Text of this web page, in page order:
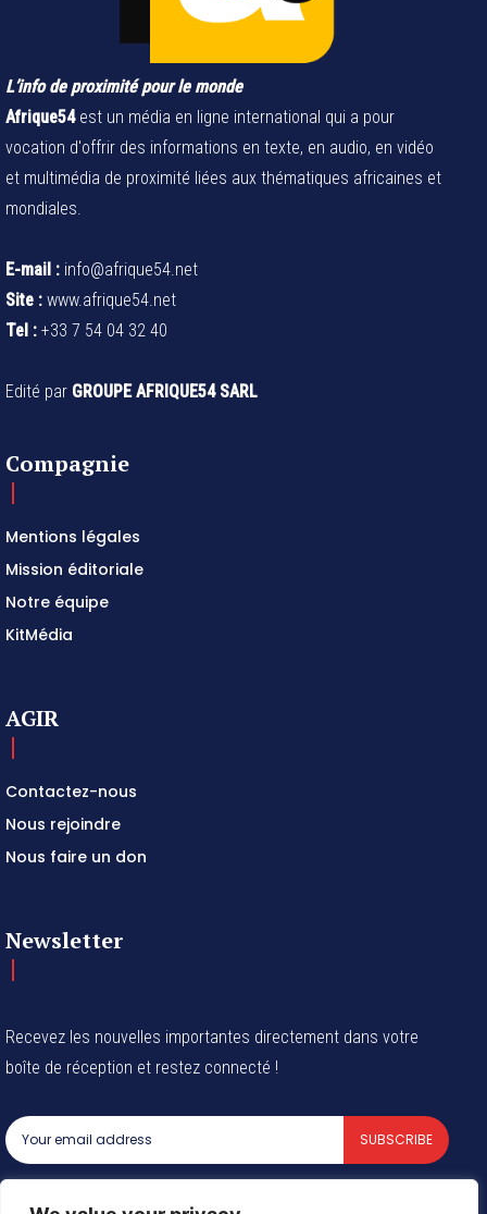
L’info de proximité pour le monde
Afrique54est un média en ligne international qui a pour
vocation d'offrir des informations en texte, en audio, en vidéo
et multimédia de proximité liées aux thématiques africaines et
mondiales.
E-mail : info@afrique54.net
Site : www.afrique54.net
Tel : +33 7 54 04 32 40
Edité par GROUPE AFRIQUE54 SARL
Compagnie
Mentions légales
Mission éditoriale
Notre équipe
KitMédia
AGIR
Contactez-nous
Nous rejoindre
Nous faire un don
Newsletter
Recevez les nouvelles importantes directement dans votre
boîte de réception et restez connecté !
SUBSCRIBE